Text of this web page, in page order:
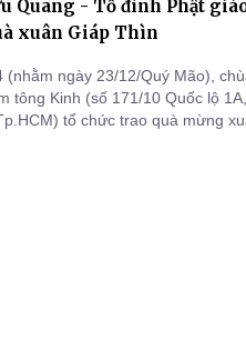
Quang - Tổ đình Phật
xuân Giáp Thìn
(nhằm ngày 23/12/Quý Mão),
tông Kinh (số 171/10 Quốc lộ
tổ chức trao quà mừng